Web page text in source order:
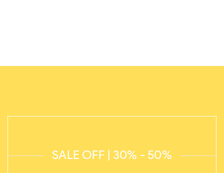
SALE OFF | 30% - 50%